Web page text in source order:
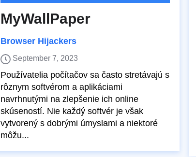
MyWallPaper
Browser Hijackers
September 7, 2023
Používatelia počítačov sa často stretávajú s
rôznym softvérom a aplikáciami
navrhnutými na zlepšenie ich online
skúseností. Nie každý softvér je však
vytvorený s dobrými úmyslami a niektoré
môžu...